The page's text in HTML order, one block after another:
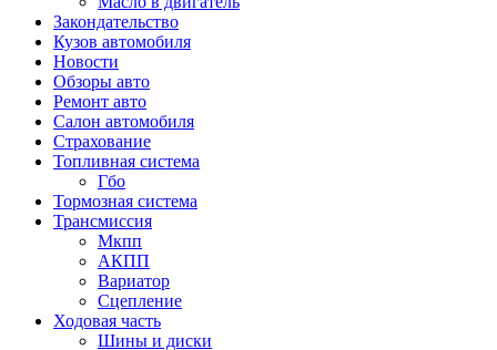
Закондательство
Кузов автомобиля
Новости
Обзоры авто
Ремонт авто
Салон автомобиля
Страхование
Топливная система
Гбо
Тормозная система
Трансмиссия
Мкпп
АКПП
Вариатор
Сцепление
Ходовая часть
Шины и диски